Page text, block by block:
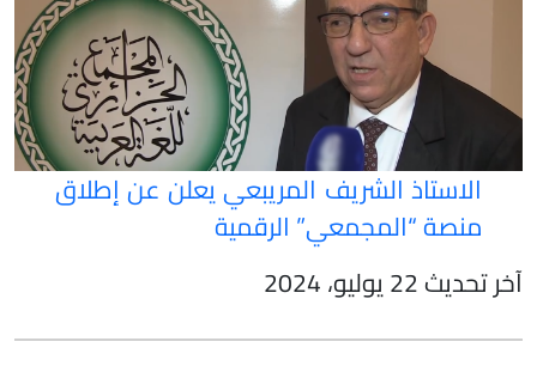
الاستاذ الشريف المريبعي يعلن عن إطلاق
منصة “المجمعي” الرقمية
آخر تحديث 22 يوليو، 2024